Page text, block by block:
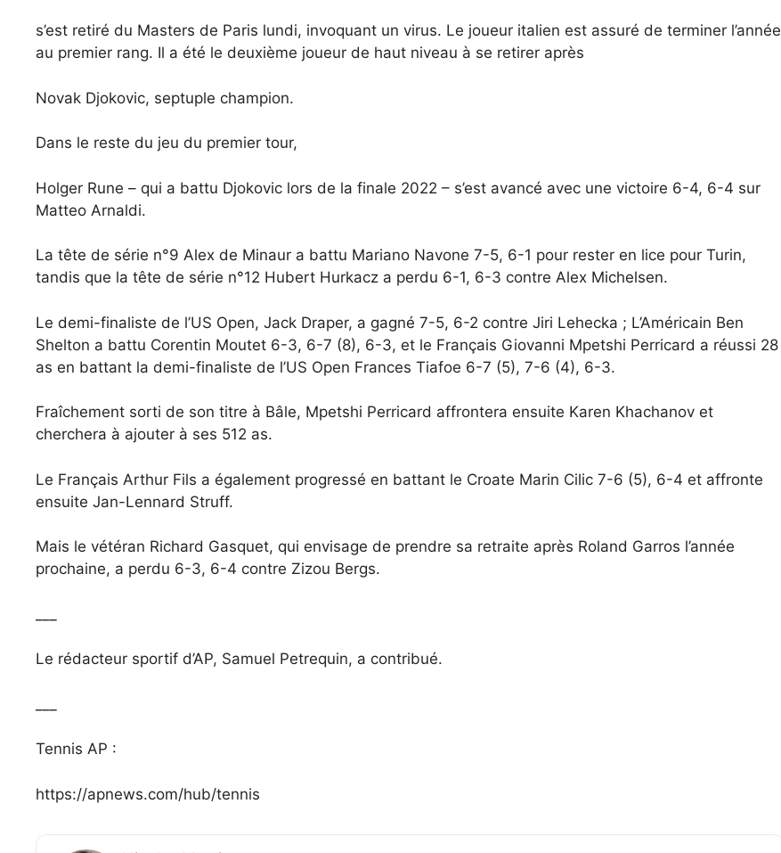
s’est retiré du Masters de Paris lundi, invoquant un virus. Le joueur italien est assuré de terminer l’année
au premier rang. Il a été le deuxième joueur de haut niveau à se retirer après
Novak Djokovic, septuple champion.
Dans le reste du jeu du premier tour,
Holger Rune – qui a battu Djokovic lors de la finale 2022 – s’est avancé avec une victoire 6-4, 6-4 sur
Matteo Arnaldi.
La tête de série n°9 Alex de Minaur a battu Mariano Navone 7-5, 6-1 pour rester en lice pour Turin,
tandis que la tête de série n°12 Hubert Hurkacz a perdu 6-1, 6-3 contre Alex Michelsen.
Le demi-finaliste de l’US Open, Jack Draper, a gagné 7-5, 6-2 contre Jiri Lehecka ; L’Américain Ben
Shelton a battu Corentin Moutet 6-3, 6-7 (8), 6-3, et le Français Giovanni Mpetshi Perricard a réussi 28
as en battant la demi-finaliste de l’US Open Frances Tiafoe 6-7 (5), 7-6 (4), 6-3.
Fraîchement sorti de son titre à Bâle, Mpetshi Perricard affrontera ensuite Karen Khachanov et
cherchera à ajouter à ses 512 as.
Le Français Arthur Fils a également progressé en battant le Croate Marin Cilic 7-6 (5), 6-4 et affronte
ensuite Jan-Lennard Struff.
Mais le vétéran Richard Gasquet, qui envisage de prendre sa retraite après Roland Garros l’année
prochaine, a perdu 6-3, 6-4 contre Zizou Bergs.
Le rédacteur sportif d’AP, Samuel Petrequin, a contribué.
Tennis AP :
https://apnews.com/hub/tennis